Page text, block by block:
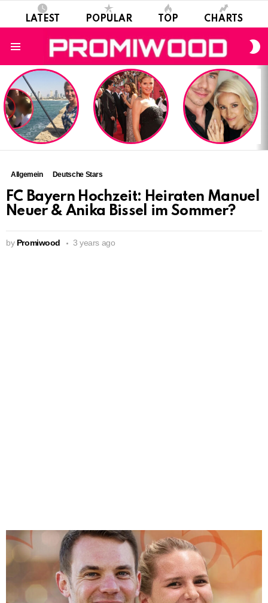
LATEST POPULAR TOP CHARTS
LATEST
STORIES
Allgemein Deutsche Stars
FC Bayern Hochzeit: Heiraten Manuel
Neuer & Anika Bissel im Sommer?
by Promiwood 3 years ago